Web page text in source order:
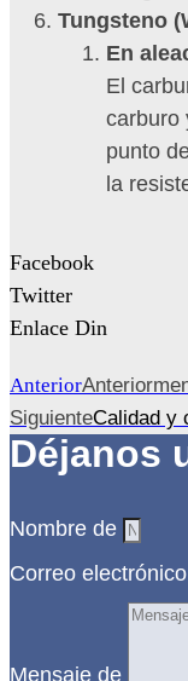
Tungsteno
En
El
carburo
punto
la
Facebook
Twitter
Enlace Din
Anterior
SiguienteCalidad y
Déjanos
Nombre de
Correo electrónico
Mensaje de